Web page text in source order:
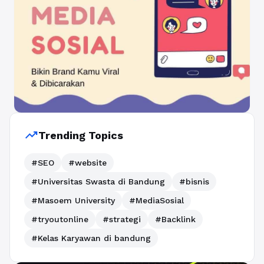
trending_upTrending Topics
#SEO
#website
#Universitas Swasta di Bandung
#bisnis
#Masoem University
#MediaSosial
#tryoutonline
#strategi
#Backlink
#Kelas Karyawan di bandung